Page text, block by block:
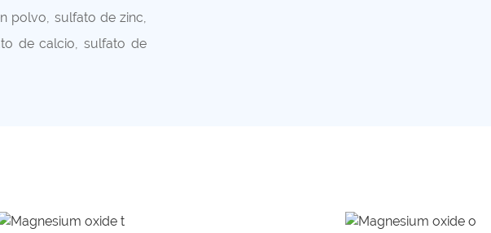
polvo, sulfato de zinc,
de calcio, sulfato de